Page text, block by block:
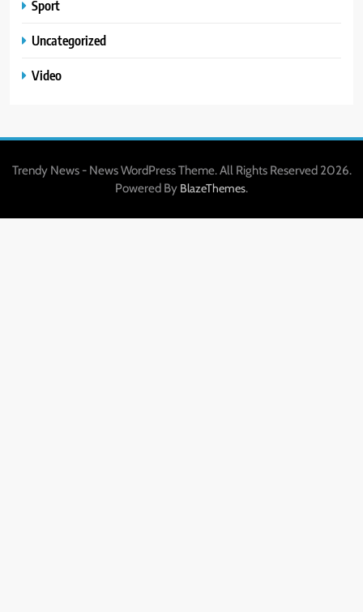
Sport
Uncategorized
Video
Trendy News - News WordPress Theme. All Rights Reserved 2026.
Powered By BlazeThemes.